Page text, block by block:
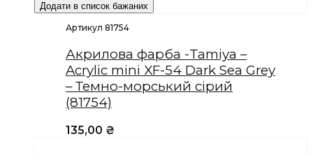
Додати в список бажаних
Артикул 81754
Акрилова фарба -Tamiya –
Acrylic mini XF-54 Dark Sea Grey
– Темно-морський сірий
(81754)
135,00 ₴